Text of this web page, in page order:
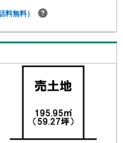
2分（約100m）・草牟田幼稚
康成会植村病院まで徒歩4分
店まで徒歩4分（約290m）・
で徒歩5分（約350m）・南日
（約350m） 買替の方、自己
方、自営業の方住宅ローン
ローンに落ちてしまった方
料無料）